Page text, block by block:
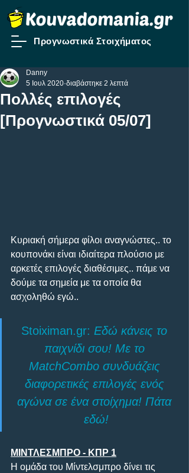
Προγνωστικά Στοιχήματος
Πολλές επιλογές
[Προγνωστικά 05/07]
Danny
5 Ιουλ 2020 διαβάστηκε 2 λεπτά
Κυριακή σήμερα φίλοι αναγνώστες.. το
κουπονάκι είναι ιδιαίτερα πλούσιο με
αρκετές επιλογές διαθέσιμες.. πάμε να
δούμε τα σημεία με τα οποία θα
ασχοληθώ εγώ..
Stoiximan.gr: Εδώ κάνεις το
παιχνίδι σου! Με το
MatchCombo συνδυάζεις
διαφορετικές επιλογές ενός
αγώνα σε ένα στοίχημα! Πάτα
εδώ!
ΜΙΝΤΛΕΣΜΠΡΟ - ΚΠΡ 1
H ομάδα του Μίντελσμπρο δίνει τις